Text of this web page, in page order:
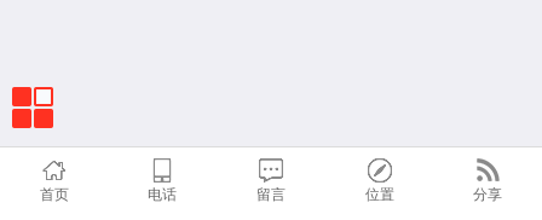
首页 电话 留言 位置 分享